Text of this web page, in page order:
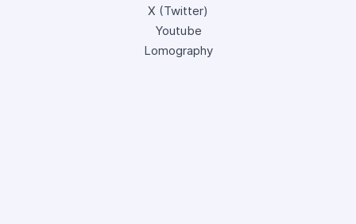
X (Twitter)
Youtube
Lomography